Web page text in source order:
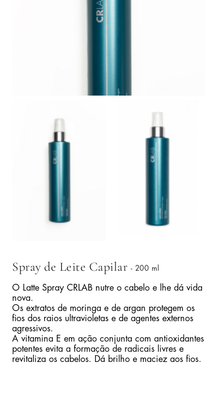
Spray de Leite Capilar - 200 ml
O Latte Spray CRLAB nutre o cabelo e lhe dá vida
nova.
Os extratos de moringa e de argan protegem os
fios dos raios ultravioletas e de agentes externos
agressivos.
A vitamina E em ação conjunta com antioxidantes
potentes evita a formação de radicais livres e
revitaliza os cabelos. Dá brilho e maciez aos fios.